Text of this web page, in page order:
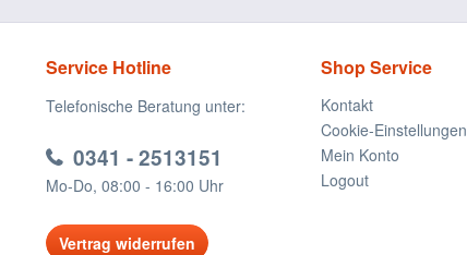
Service Hotline
Telefonische Beratung unter:
0341 - 2513151
Mo-Do, 08:00 - 16:00 Uhr
Vertrag widerrufen
Shop Service
Kontakt
Cookie-Einstellungen
Mein Konto
Logout